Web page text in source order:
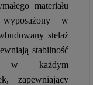
materiału
w
stelaż
stabilność
w każdym
zapewniający